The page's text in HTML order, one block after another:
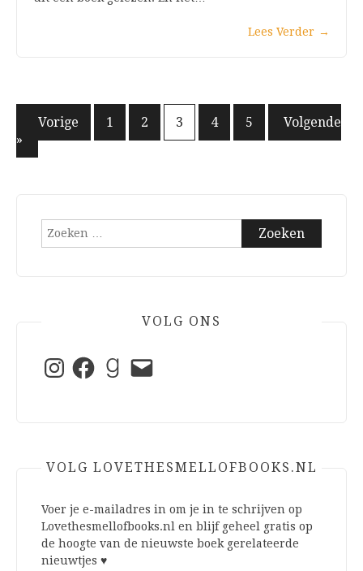
Lees Verder →
Berichten
paginering
« Vorige 1 2 3 4 5
Volgende
»
Zoeken
VOLG ONS
InstagramFacebookGoodreads
E-
mail
VOLG LOVETHESMELLOFBOOKS.NL
Voer je e-mailadres in om je in te schrijven op
Lovethesmellofbooks.nl en blijf geheel gratis op
de hoogte van de nieuwste boek gerelateerde
nieuwtjes ♥